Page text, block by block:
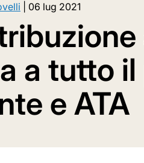
06 lug 2021
a tutto il
e ATA